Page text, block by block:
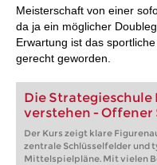
Meisterschaft von einer
da ja ein möglicher
Erwartung ist das
gerecht geworden.
Die Strategieschule
verstehen - Offener
Der Kurs zeigt klare
zentrale Schlüsselfelder und
Mittelspielpläne. Mit vielen